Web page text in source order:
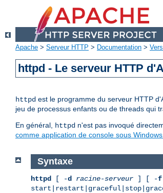
Apache > Serveur HTTP > Documentation >
httpd - Le serveur HTTP
httpd est le programme du serveur HTTP
jeu de processus enfants ou de threads qui
En général, httpd n'est pas invoqué
comme application de console sous
Syntaxe
httpd [ -d racine-serveur ] [ -f